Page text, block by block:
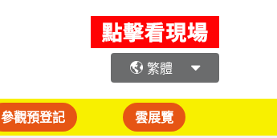
繁體
參觀預登記 雲展覽